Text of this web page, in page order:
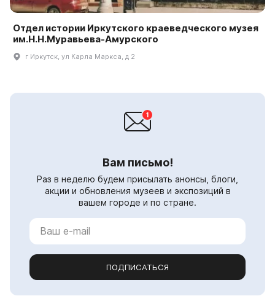
Отдел истории Иркутского краеведческого музея
им.Н.Н.Муравьева-Амурского
г Иркутск, ул Карла Маркса, д 2
Вам письмо!
Раз в неделю будем присылать анонсы, блоги,
акции и обновления музеев и экспозиций в
вашем городе и по стране.
ПОДПИСАТЬСЯ